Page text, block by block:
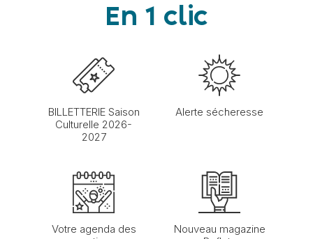
En 1 clic
BILLETTERIE Saison
Culturelle 2026-
2027
Alerte sécheresse
Votre agenda des
Nouveau magazine